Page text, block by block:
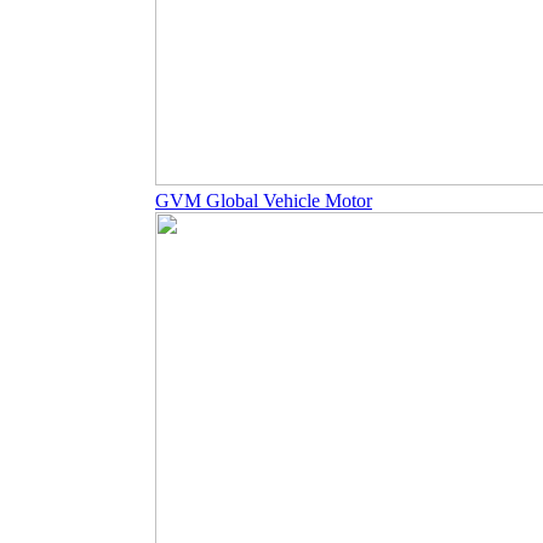
GVM Global Vehicle Motor